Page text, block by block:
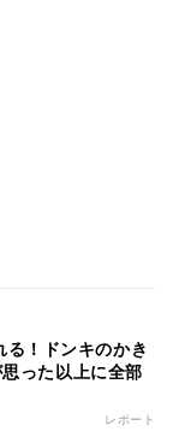
る！ドンキのかき
った以上に全部
レポート